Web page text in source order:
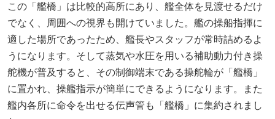
この「艦橋」は比較的高所にあり、艦全体を見渡せるだけ
でなく、周囲への視界も開けていました。艦の操船指揮に
適した場所であったため、艦長やスタッフが常時詰めるよ
うになります。そして蒸気や水圧を用いる補助動力付き操
舵機が普及すると、その制御端末である操舵輪が「艦橋」
に置かれ、操艦指示が簡単にできるようになります。また
艦内各所に命令を出せる伝声管も「艦橋」に集約されまし